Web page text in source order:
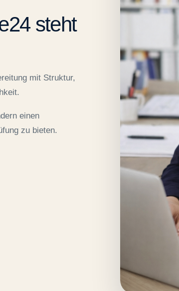
steht
mit Struktur,
einen
zu bieten.